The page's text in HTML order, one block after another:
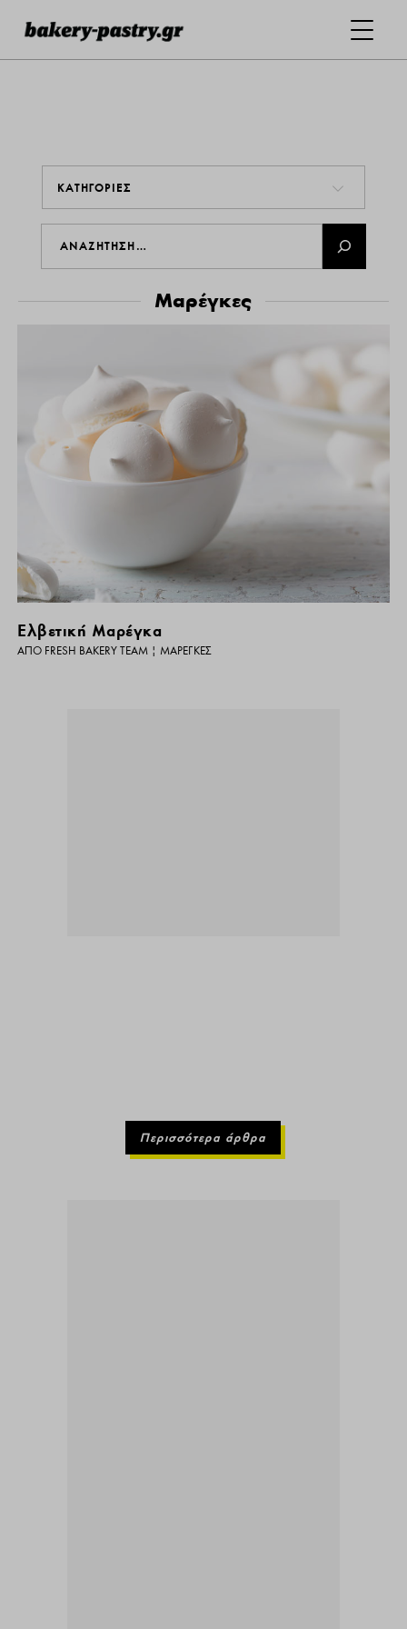
ΚΑΤΗΓΟΡΙΕΣ
Μαρέγκες
Ελβετική Μαρέγκα
ΑΠΌ FRESH BAKERY TEAM | ΜΑΡΈΓΚΕΣ
Περισσότερα άρθρα